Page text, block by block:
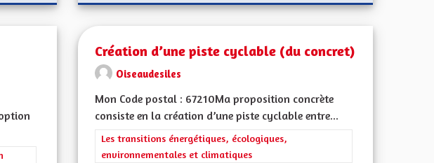
les soins et les liens, l'implication citoyenne
Création d’une piste cyclable (du concret)
Oiseaudesiles
Mon Code postal : 67210Ma proposition concrète
consiste en la création d’une piste cyclable entre...
Filtrer les résultats de la catégorie : Les transitions énergétiques,
Les transitions énergétiques, écologiques,
environnementales et climatiques